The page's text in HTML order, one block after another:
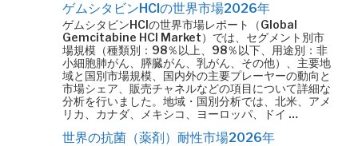
ゲムシタビンHClの世界市場2026年
ゲムシタビンHClの世界市場レポート（Global
Gemcitabine HCl Market）では、セグメント別市
場規模（種類別：98％以上、98％以下、用途別：非
小細胞肺がん、膵臓がん、乳がん、その他）、主要地
域と国別市場規模、国内外の主要プレーヤーの動向と
市場シェア、販売チャネルなどの項目について詳細な
分析を行いました。地域・国別分析では、北米、アメ
リカ、カナダ、メキシコ、ヨーロッパ、ドイ …
世界の抗菌（薬剤）耐性市場2026年